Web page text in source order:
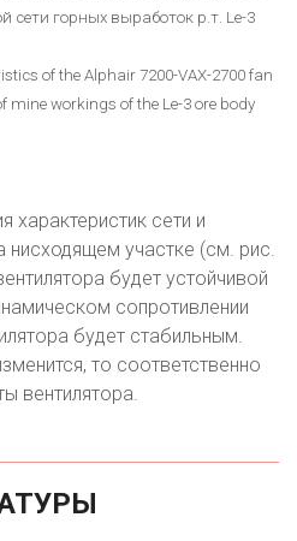
сети горных выработок р.т. Le-3
of the Alphair 7200-VAX-2700 fan
mine workings of the Le-3 ore body
характеристик сети и
нисходящем участке (см. рис.
будет устойчивой
сопротивлении
будет стабильным.
то соответственно
вентилятора.